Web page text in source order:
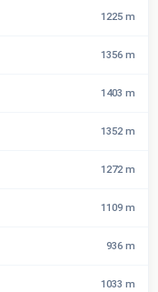
1225 m
1356 m
1403 m
1352 m
1272 m
1109 m
936 m
1033 m